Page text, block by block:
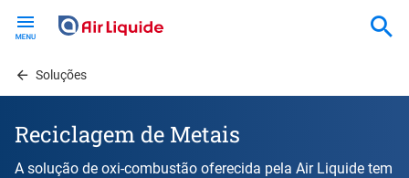
contentSoluções
Reciclagem de Metais
A solução de oxi-combustão oferecida pela Air Liquide tem